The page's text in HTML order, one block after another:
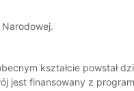
kształcie powstał
jest finansowany z